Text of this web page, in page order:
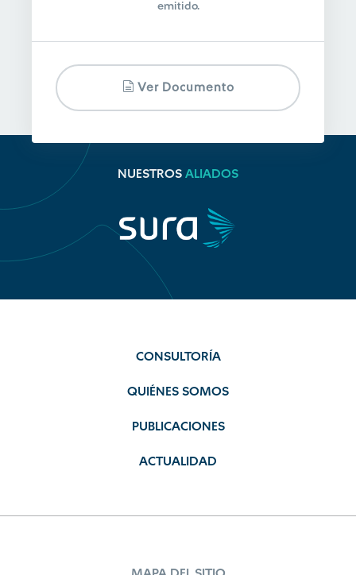
emitido.
Ver Documento
NUESTROS ALIADOS
CONSULTORÍA
QUIÉNES SOMOS
PUBLICACIONES
ACTUALIDAD